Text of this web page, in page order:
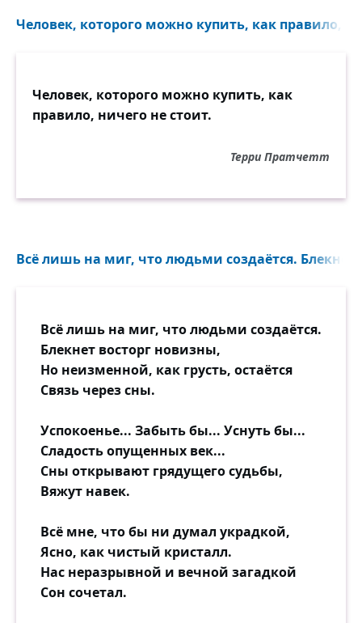
Человек, которого можно купить, как правило,
Человек, которого можно купить, как
правило, ничего не стоит.
Терри Пратчетт
Всё лишь на миг, что людьми создаётся. Блекнет
Всё лишь на миг, что людьми создаётся.
Блекнет восторг новизны,
Но неизменной, как грусть, остаётся
Связь через сны.
Успокоенье... Забыть бы... Уснуть бы...
Сладость опущенных век...
Сны открывают грядущего судьбы,
Вяжут навек.
Всё мне, что бы ни думал украдкой,
Ясно, как чистый кристалл.
Нас неразрывной и вечной загадкой
Сон сочетал.